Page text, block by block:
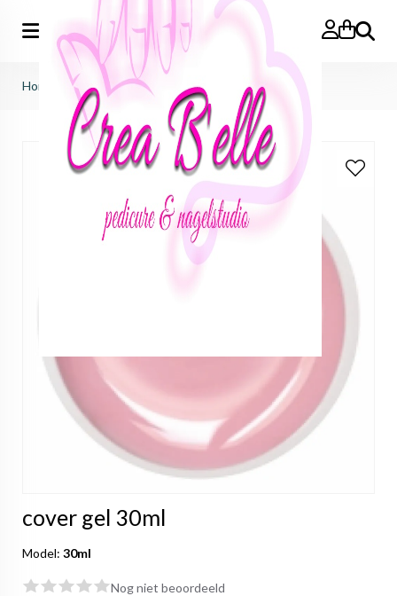
Zoeken
Home cover gel 30ml
cover gel 30ml
Model: 30ml
Nog niet beoordeeld